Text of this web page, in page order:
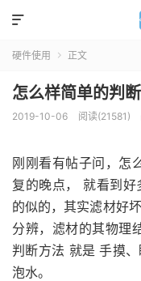

硬件使用  正文
怎么样简单的判
2019-10-06 阅读(21581 )
刚刚看有帖子问，怎
复的晚点， 就看到
的似的，其实滤材好
分辨，滤材的其物理
判断方法 就是 手摸、
泡水。